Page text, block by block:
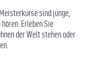
sind junge,
Erleben Sie
der Welt stehen oder